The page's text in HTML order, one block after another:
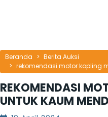
Beranda
Berita Auksi
rekomendasi motor kopling
REKOMENDASI
UNTUK KAUM